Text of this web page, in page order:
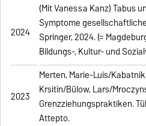
2024
(Mit Vanessa Kanz)Tabus
Symptome
Springer, 2024. (=
Bildungs-, Kultur- und
2023
Merten, Marie-Luis/
Krsitin/Bülow, Lars/
Grenzziehungspraktiken.
Attepto.